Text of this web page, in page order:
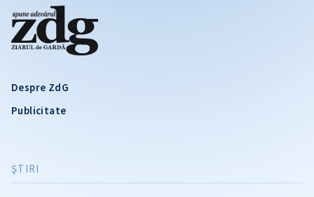
Despre ZdG
Publicitate
ŞTIRI